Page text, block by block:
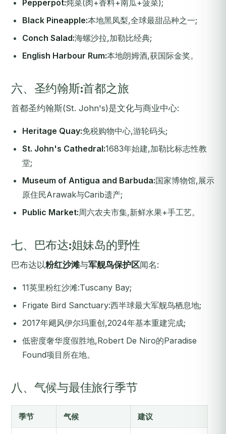
Pepperpot:炖菜(肉+香料+南瓜+菠菜);
Black Pineapple:本地黑凤梨,全球最甜品种之一;
Conch Salad:海螺沙拉,加勒比经典;
English Harbour Rum:本地朗姆酒,获国际金奖。
六、圣约翰斯:首都之旅
首都圣约翰斯(St. John's)是文化与商业中心:
Heritage Quay:免税购物中心,游轮码头;
St. John's Cathedral:1683年始建,加勒比标志性教
堂;
Museum of Antigua and Barbuda:国家博物馆,展示
原住民Arawak与Carib遗产;
Public Market:周六农夫市集,新鲜水果+手工艺。
七、巴布达:姐妹岛的野性
巴布达以粉红沙滩与军舰鸟保护区闻名:
11英里粉红沙滩:Tuscany Bay;
Frigate Bird Sanctuary:西半球最大军舰鸟栖息地;
2017年飓风伊尔玛重创,2024年基本重建完成;
低密度奢华度假胜地,Robert De Niro的Paradise
Found项目所在地。
八、气候与最佳旅行季节
季节 气候 建议